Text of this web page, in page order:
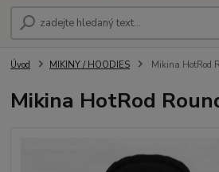
Úvod MIKINY / HOODIES Mikina HotRod
Mikina HotRod